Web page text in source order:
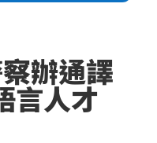
辦通譯
言人才